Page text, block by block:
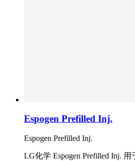
Espogen Prefilled Inj.
Espogen Prefilled Inj.
LG化学 Espogen Prefilled Inj.